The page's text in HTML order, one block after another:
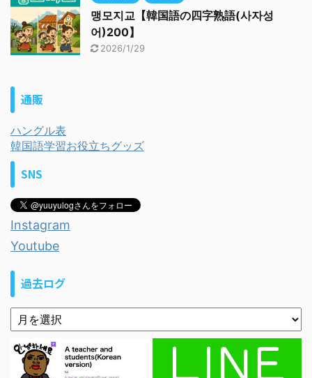
맹모지교【韓国語の四字熟語(사자성
어)200】
2026/1/29
通販
ハングル表
韓国語学習お役立ちグッズ
SNS
Instagram
Youtube
過去ログ